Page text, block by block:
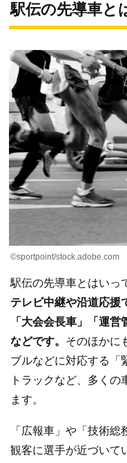
駅伝の先導車と
©sportpoint/stock.adobe.com
駅伝の先導車とはいっ
テレビ中継や沿道応援
「大会会長車」「運営
などです。 そのほかに
ブルなどに対応する「
トラックなど、多く
ます。
「広報車」や「技術
観客に選手が近づいて